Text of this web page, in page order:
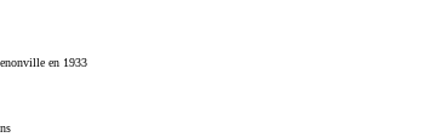
en 1933